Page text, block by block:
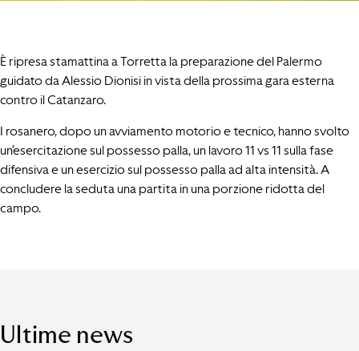
È ripresa stamattina a Torretta la preparazione del Palermo
guidato da Alessio Dionisi in vista della prossima gara esterna
contro il Catanzaro.
I rosanero, dopo un avviamento motorio e tecnico, hanno svolto
un’esercitazione sul possesso palla, un lavoro 11 vs 11 sulla fase
difensiva e un esercizio sul possesso palla ad alta intensità. A
concludere la seduta una partita in una porzione ridotta del
campo.
Ultime news